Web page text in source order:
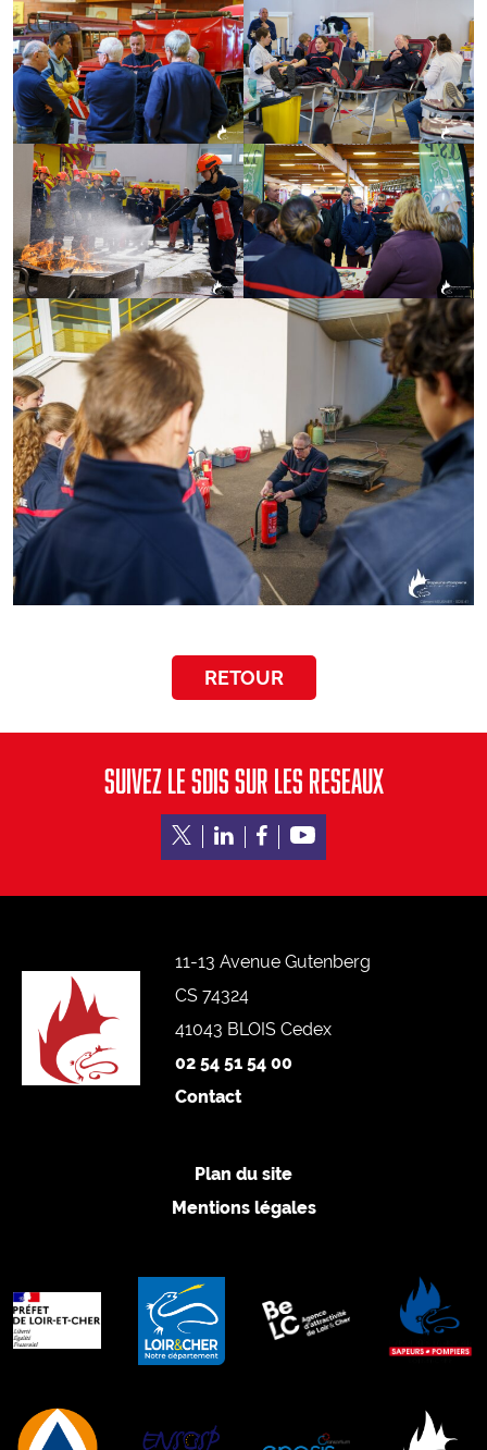
Malaises
Chutes
Noyades
Staying alive
SE FORMER
Centre de formation d’incendie et de secours
Référentiels internes d’organisation de la formation
ENASIS
Activités physiques et sportives
Prévention et secours civique
S’ENGAGER
Devenez sapeur-pompier volontaire
Devenez sapeur-pompier professionnel
Devenez jeune sapeur-pompier
Devenez agent administratif, technique ou spécialisé
RETOUR
SUIVEZ LE SDIS SUR LES RESEAUX
11-13 Avenue Gutenberg
CS 74324
41043 BLOIS Cedex
02 54 51 54 00
Contact
Plan du site
Mentions légales